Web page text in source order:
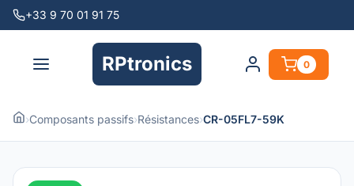
+33 9 70 01 91 75
RPtronics 0
›Composants passifs›Résistances›CR-05FL7-59K